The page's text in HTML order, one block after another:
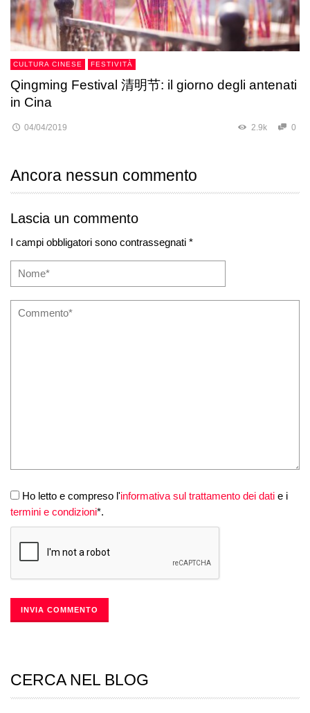
CULTURA CINESE FESTIVITÀ
Qingming Festival 清明节: il giorno degli antenati
in Cina
04/04/2019 2.9k 0
Ancora nessun commento
Lascia un commento
I campi obbligatori sono contrassegnati *
Ho letto e compreso l'informativa sul trattamento dei dati e i
termini e condizioni*.
CERCA NEL BLOG